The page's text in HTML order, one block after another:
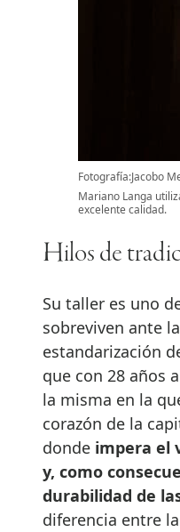
Fotografía:Jacobo
Mariano Langa
excelente calidad.
Hilos de
Su taller es uno
sobreviven ante
estandarización
que con 28 años
la misma en la
corazón de la
donde impera el
y, como
durabilidad de
diferencia entre